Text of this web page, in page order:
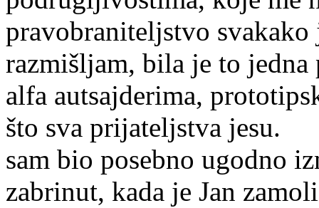
pravobraniteljstvo svakako
razmišljam, bila je to
alfa autsajderima,
što sva
sam bio posebno ugodno
zabrinut, kada je Jan